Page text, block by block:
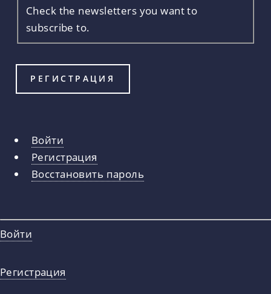
Check the newsletters you want to
subscribe to.
Главные
вкладки
Войти
Регистрация
Восстановить пароль
Войти
Регистрация